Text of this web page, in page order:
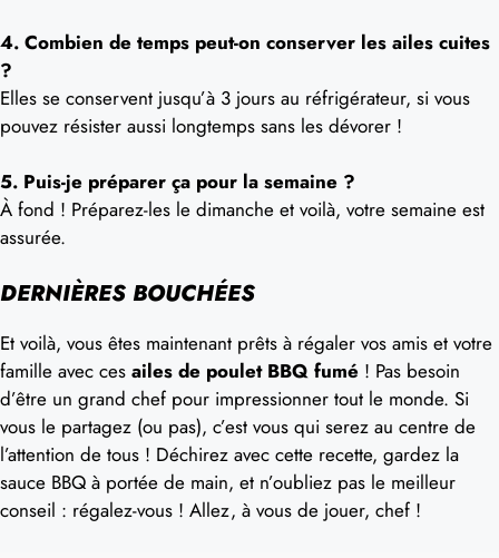
4. Combien de temps peut-on conserver les ailes cuites
?
Elles se conservent jusqu’à 3 jours au réfrigérateur, si vous
pouvez résister aussi longtemps sans les dévorer !
5. Puis-je préparer ça pour la semaine ?
À fond ! Préparez-les le dimanche et voilà, votre semaine est
assurée.
DERNIÈRES BOUCHÉES
Et voilà, vous êtes maintenant prêts à régaler vos amis et votre
famille avec ces ailes de poulet BBQ fumé ! Pas besoin
d’être un grand chef pour impressionner tout le monde. Si
vous le partagez (ou pas), c’est vous qui serez au centre de
l’attention de tous ! Déchirez avec cette recette, gardez la
sauce BBQ à portée de main, et n’oubliez pas le meilleur
conseil : régalez-vous ! Allez, à vous de jouer, chef !